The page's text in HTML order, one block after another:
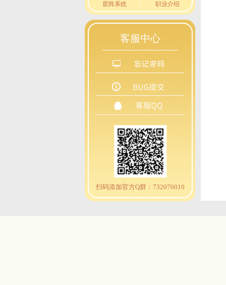
星阵系统 职业介绍
客服中心
扫码添加官方Q群：732070010